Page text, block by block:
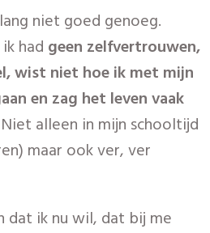
niet goed genoeg.
had geen zelfvertrouwen,
wist niet hoe ik met mijn
en zag het leven vaak
Niet alleen in mijn schooltijd
maar ook ver, ver
dat ik nu wil, dat bij me